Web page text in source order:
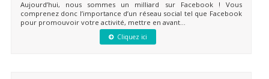
Aujourd’hui, nous sommes un milliard sur Facebook ! Vous
comprenez donc l’importance d’un réseau social tel que Facebook
pour promouvoir votre activité, mettre en avant...
Cliquez ici